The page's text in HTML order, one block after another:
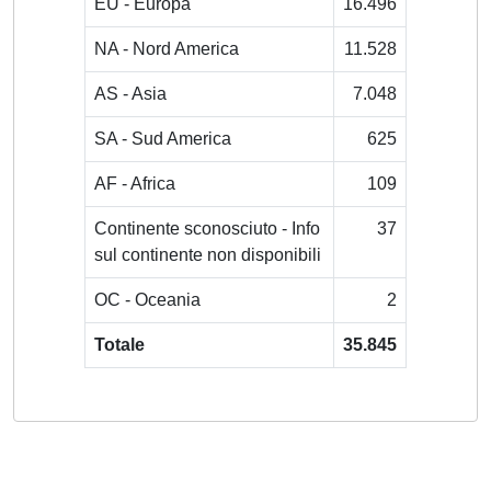
EU - Europa 16.496
NA - Nord America 11.528
AS - Asia 7.048
SA - Sud America 625
AF - Africa 109
Continente sconosciuto - Info
sul continente non disponibili
37
OC - Oceania 2
Totale 35.845